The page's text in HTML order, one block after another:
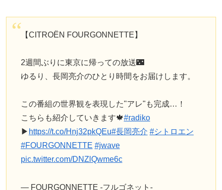
【CITROËN FOURGONNETTE】
2週間ぶりに東京に帰っての放送🌃
ゆるり、長岡亮介のひとり時間をお届けします。
この番組の世界観を表現した"アレ"も完成…！
こちらも紹介していきます🍁#radiko
▶︎ https://t.co/Hnj32pkQEu#長岡亮介 #シトロエン
#FOURGONNETTE #jwave
pic.twitter.com/DNZlQwme6c
— FOURGONNETTE -フルゴネット-